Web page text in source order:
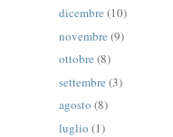
dicembre (10)
novembre (9)
ottobre (8)
settembre (3)
agosto (8)
luglio (1)